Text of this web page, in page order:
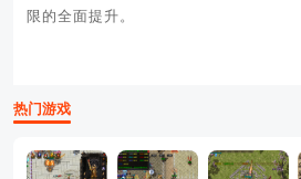
限的全面提升。
热门游戏